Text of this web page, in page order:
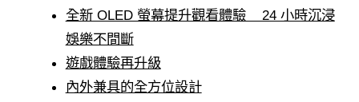
全新 OLED 螢幕提升觀看體驗 24 小時沉浸
娛樂不間斷
遊戲體驗再升級
內外兼具的全方位設計